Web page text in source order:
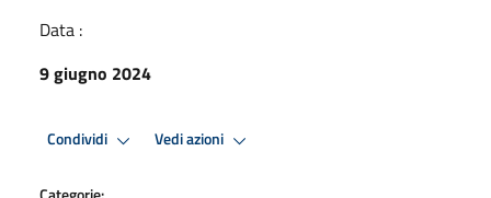
Data :
9 giugno 2024
Condividi Vedi azioni